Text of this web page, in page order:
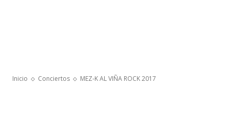
Inicio Conciertos MEZ-K AL VIÑA ROCK 2017